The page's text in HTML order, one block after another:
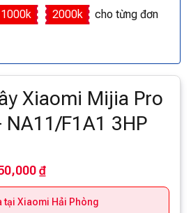
1000k 2000k
cho từng đơn
Xiaomi Mijia Pro
NA11/F1A1 3HP
₫
tại Xiaomi Hải Phòng